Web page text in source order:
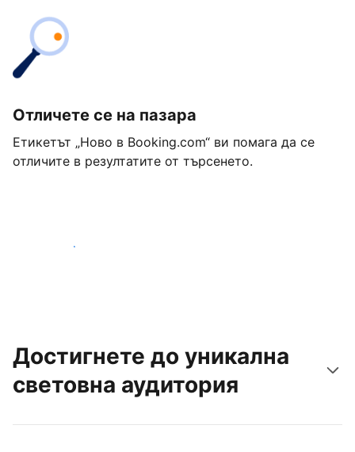
Отличете се на пазара
Етикетът „Ново в Booking.com“ ви помага да се
отличите в резултатите от търсенето.
Започнете днес
Достигнете до уникална
световна аудитория